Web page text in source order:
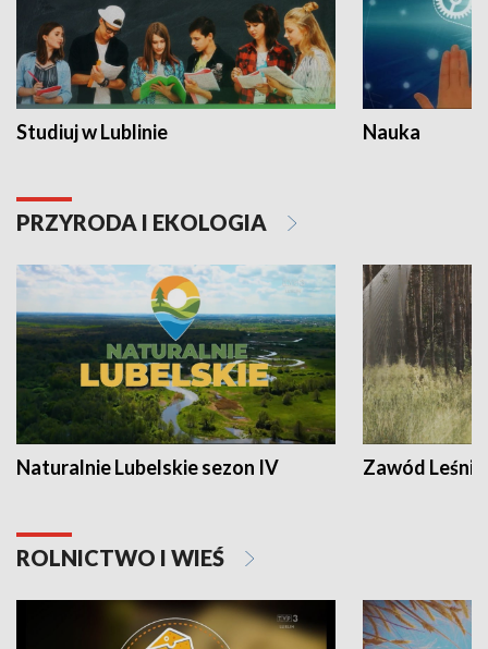
Studiuj w Lublinie Nauka
PRZYRODA I EKOLOGIA
Naturalnie Lubelskie sezon IV Zawód Leśnik
ROLNICTWO I WIEŚ